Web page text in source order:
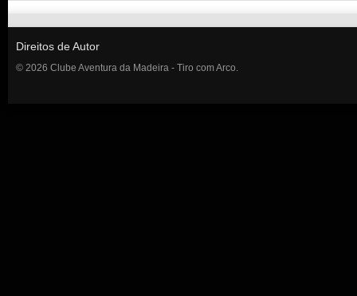
Direitos de Autor
© 2026 Clube Aventura da Madeira - Tiro com Arco.